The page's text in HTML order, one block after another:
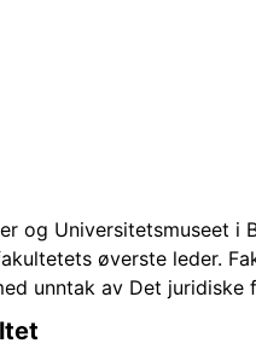
og Universitetsmuseet i
øverste leder.
unntak av Det juridiske